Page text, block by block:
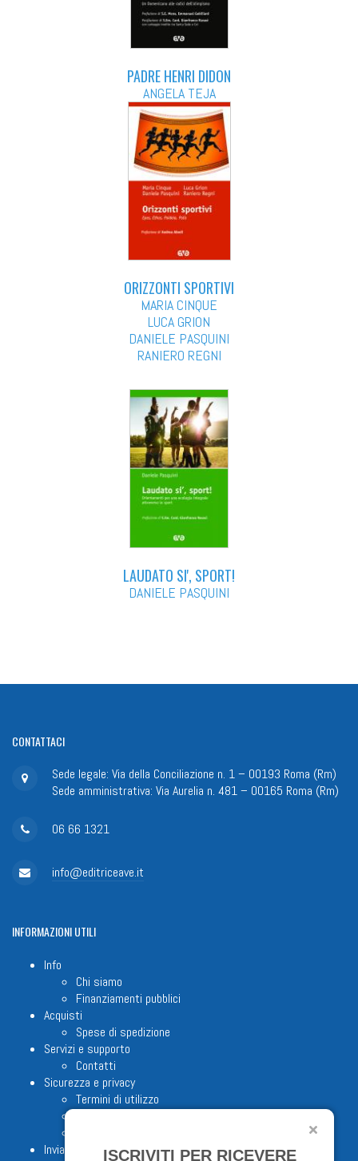
PADRE HENRI DIDON
ANGELA TEJA
ORIZZONTI SPORTIVI
MARIA CINQUE
LUCA GRION
DANIELE PASQUINI
RANIERO REGNI
LAUDATO SI', SPORT!
DANIELE PASQUINI
CONTATTACI
Sede legale: Via della Conciliazione n. 1 – 00193 Roma (Rm)
Sede amministrativa: Via Aurelia n. 481 – 00165 Roma (Rm)
06 66 1321
info@editriceave.it
INFORMAZIONIUTILI
Info
Chi siamo
Finanziamenti pubblici
Acquisti
Spese di spedizione
Servizi e supporto
Contatti
Sicurezza e privacy
Termini di utilizzo
Invia proposta editorialeISCRIVITI PER RICEVERE